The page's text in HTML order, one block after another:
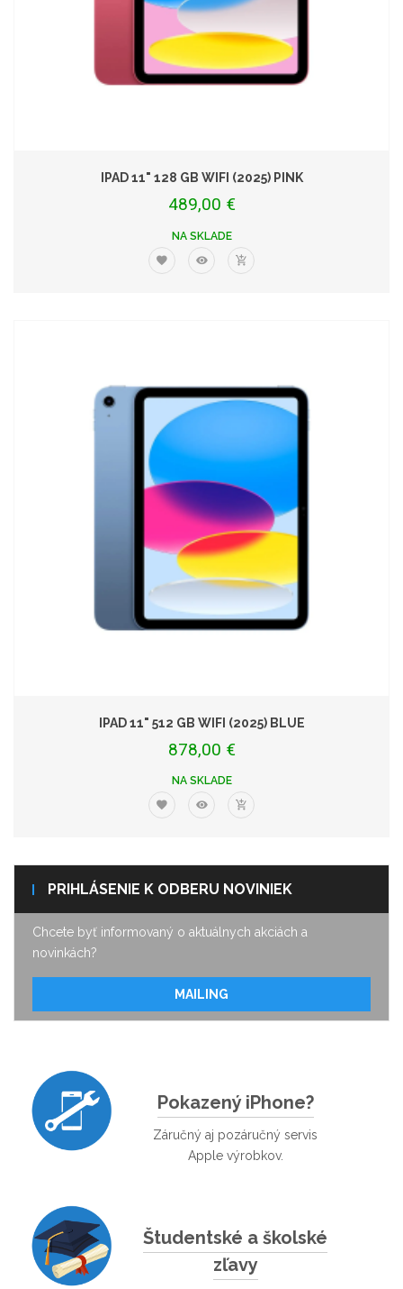
IPAD 11" 128 GB WIFI (2025) PINK
489,00 €
NA SKLADE
IPAD 11" 512 GB WIFI (2025) BLUE
878,00 €
NA SKLADE
PRIHLÁSENIE K ODBERU NOVINIEK
Chcete byť informovaný o aktuálnych akciách a
novinkách?
MAILING
Pokazený iPhone?
Záručný aj pozáručný servis
Apple výrobkov.
Študentské a školské
zľavy